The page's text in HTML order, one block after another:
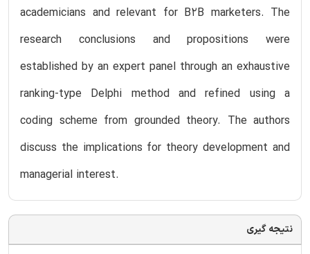
academicians and relevant for B2B marketers. The
research conclusions and propositions were
established by an expert panel through an exhaustive
ranking-type Delphi method and refined using a
coding scheme from grounded theory. The authors
discuss the implications for theory development and
managerial interest.
نتیجه گیری